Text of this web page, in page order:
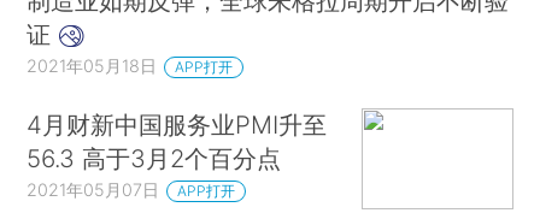
证
2021年05月18日 APP打开
4月财新中国服务业PMI升至
56.3 高于3月2个百分点
2021年05月07日 APP打开